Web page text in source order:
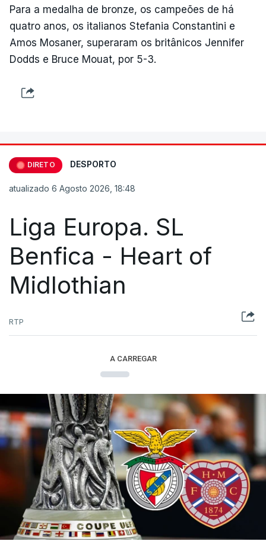
Para a medalha de bronze, os campeões de há
quatro anos, os italianos Stefania Constantini e
Amos Mosaner, superaram os britânicos Jennifer
Dodds e Bruce Mouat, por 5-3.
DIRETO DESPORTO
atualizado 6 Agosto 2026, 18:48
Liga Europa. SL
Benfica - Heart of
Midlothian
RTP
A CARREGAR